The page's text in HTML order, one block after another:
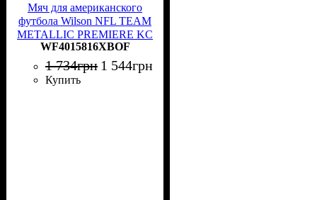
Мяч для американского
футбола Wilson NFL TEAM
METALLIC PREMIERE KC
OF черный Размер 9
WF4015816XBOF
WF4015816XBOF
1 734грн 1 544грн
Купить